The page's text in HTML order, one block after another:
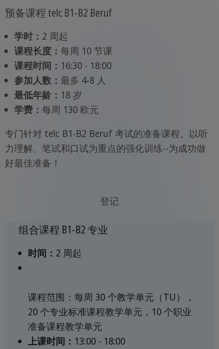
预备课程 telc B1-B2 Beruf
学时： 2 周起
课程长度： 每周 10 节课
课程时间： 16:30 - 18:00
参加人数： 最多 4-8 人
最低年龄： 18 岁
学费： 每周 130 欧元
专门针对 telc B1-B2 Beruf 考试的准备课程。以听
力理解、笔试和口试为重点的强化训练--为成功做
好最佳准备！
登记
组合课程 B1-B2 专业
时间： 2 周起
课程范围：每周 30 个教学单元（TU），
20 个专业标准课程教学单元，10 个职业
准备课程教学单元
上课时间： 13:00 - 18:00